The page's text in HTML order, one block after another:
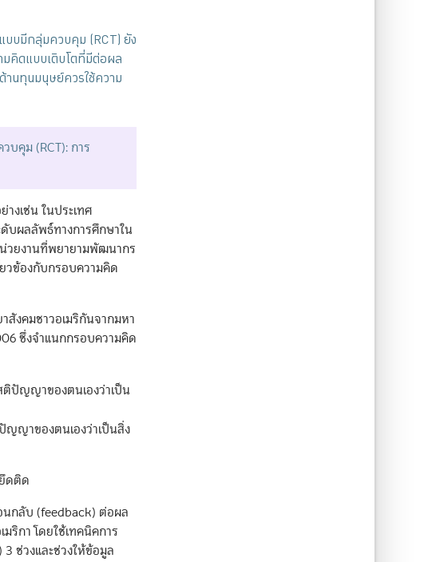
บบมีกลุ่มควบคุม (RCT) ยัง
มคิดแบบเติบโตที่มีต่อผล
านทุนมนุษย์ควรใช้ความ
บคุม (RCT): การ
งเช่น ในประเทศ
บผลลัพธ์ทางการศึกษาใน
วยงานที่พยายามพัฒนากร
วข้องกับกรอบความคิด
งคมชาวอเมริกันจากมหา
ซึ่งจำแนกกรอบความคิด
ปัญญาของตนเองว่าเป็น
ญาของตนเองว่าเป็นสิ่ง
ดติด
กลับ (feedback) ต่อผล
ริกา โดยใช้เทคนิคการ
ช่วงและช่วงให้ข้อมูล